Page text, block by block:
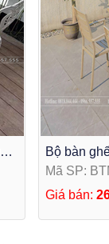
Bộ bàn
gọn kéo
Mã SP:
Giá bán: